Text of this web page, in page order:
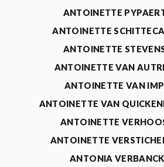
ANTOINETTE
ANTOINETTE
ANTOINETTE
ANTOINETTE VAN
ANTOINETTE VAN
ANTOINETTE VAN
ANTOINETTE
ANTOINETTE
ANTONIA